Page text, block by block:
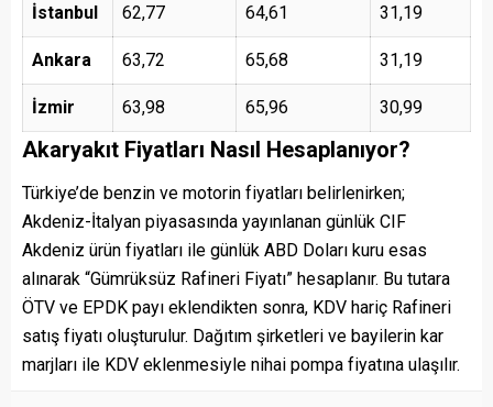
İstanbul 62,77 64,61 31,19
Ankara 63,72 65,68 31,19
İzmir 63,98 65,96 30,99
Akaryakıt Fiyatları Nasıl Hesaplanıyor?
Türkiye’de benzin ve motorin fiyatları belirlenirken;
Akdeniz-İtalyan piyasasında yayınlanan günlük CIF
Akdeniz ürün fiyatları ile günlük ABD Doları kuru esas
alınarak “Gümrüksüz Rafineri Fiyatı” hesaplanır. Bu tutara
ÖTV ve EPDK payı eklendikten sonra, KDV hariç Rafineri
satış fiyatı oluşturulur. Dağıtım şirketleri ve bayilerin kar
marjları ile KDV eklenmesiyle nihai pompa fiyatına ulaşılır.